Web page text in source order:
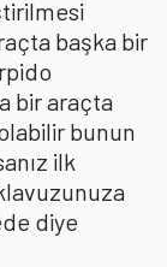
başka bir
bir araçta
bunun
ilk
diye